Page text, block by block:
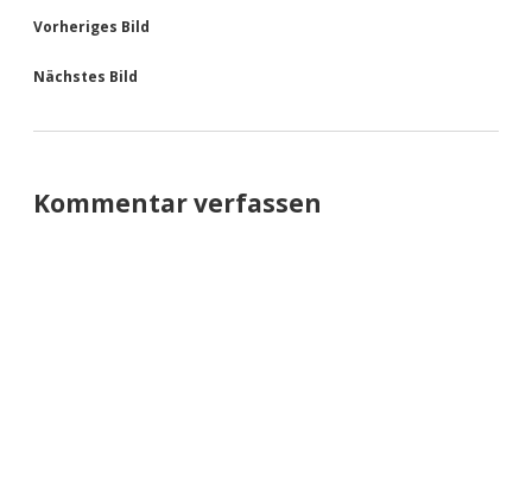
Vorheriges Bild
Nächstes Bild
Kommentar verfassen